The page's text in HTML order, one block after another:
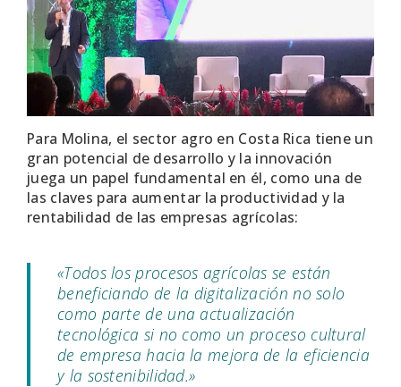
Para Molina, el sector agro en Costa Rica tiene un
gran potencial de desarrollo y la innovación
juega un papel fundamental en él, como una de
las claves para aumentar la productividad y la
rentabilidad de las empresas agrícolas:
«Todos los procesos agrícolas se están
beneficiando de la digitalización no solo
como parte de una actualización
tecnológica si no como un proceso cultural
de empresa hacia la mejora de la eficiencia
y la sostenibilidad.»